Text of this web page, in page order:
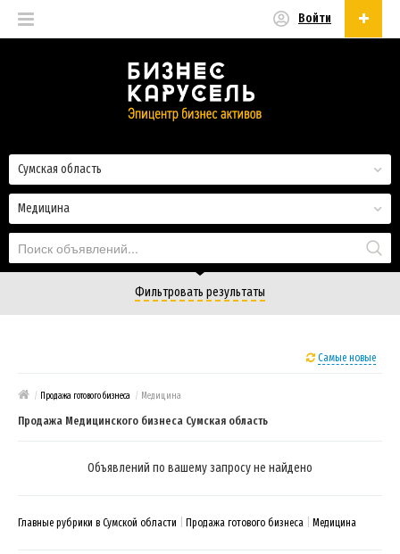
Войти
Медицина
Сумская область
Фильтровать результаты
Самые новые
/ Продажа готового бизнеса / Медицина
Продажа Медицинского бизнеса Сумская область
Объявлений по вашему запросу не найдено
Главные рубрики в Сумской области Продажа готового бизнеса Медицина